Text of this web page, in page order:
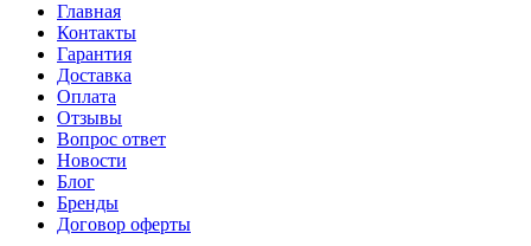
Главная
Контакты
Гарантия
Доставка
Оплата
Отзывы
Вопрос ответ
Новости
Блог
Бренды
Договор оферты